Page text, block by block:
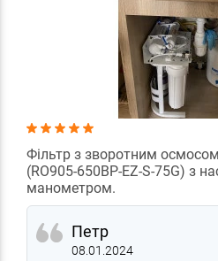
Фільтр з зворотним
(RO905-650BP-EZ-S-75G) з
манометром.
Петр
08.01.2024